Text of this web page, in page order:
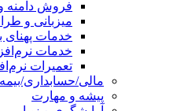
فروش دامنه
میزبانی و
خدمات پهنای
خدمات
تعمیرات
مالی/حسابداری/بیمه
پیشه و مهارت